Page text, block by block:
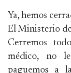
Ya, hemos
El Ministerio
Cerremos
médico, no
paguemos a